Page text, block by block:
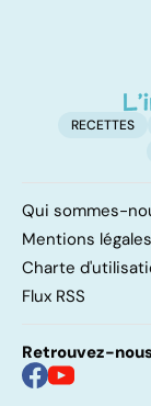
RECETTES
Qui sommes-
Mentions légales
Charte
Flux RSS
Retrouvez-